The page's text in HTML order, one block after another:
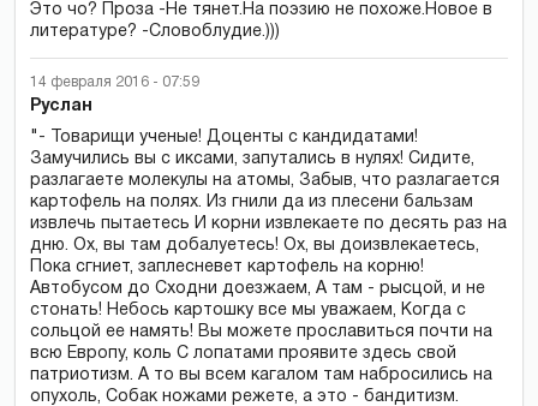
Это чо? Проза -Не тянет.На поэзию не похоже.Новое в
литературе? -Словоблудие.)))
14 февраля 2016 - 07:59
Руслан
"- Товарищи ученые! Доценты с кандидатами!
Замучились вы с иксами, запутались в нулях! Сидите,
разлагаете молекулы на атомы, Забыв, что разлагается
картофель на полях. Из гнили да из плесени бальзам
извлечь пытаетесь И корни извлекаете по десять раз на
дню. Ох, вы там добалуетесь! Ох, вы доизвлекаетесь,
Пока сгниет, заплесневет картофель на корню!
Автобусом до Сходни доезжаем, А там - рысцой, и не
стонать! Небось картошку все мы уважаем, Когда с
сольцой ее намять! Вы можете прославиться почти на
всю Европу, коль С лопатами проявите здесь свой
патриотизм. А то вы всем кагалом там набросились на
опухоль, Собак ножами режете, а это - бандитизм.